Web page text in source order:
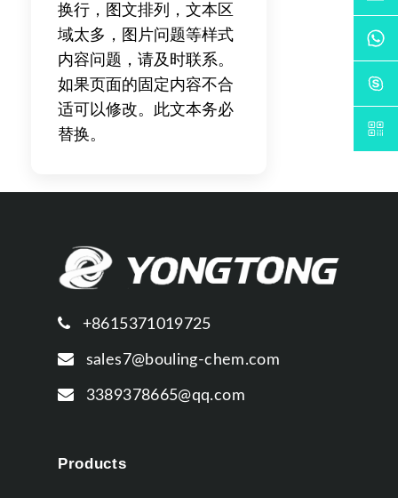
换行，图文排列，文本区
域太多，图片问题等样式
内容问题，请及时联系。
如果页面的固定内容不合
适可以修改。此文本务必
替换。
+8615371019725
sales7@bouling-chem.com
3389378665@qq.com
Products